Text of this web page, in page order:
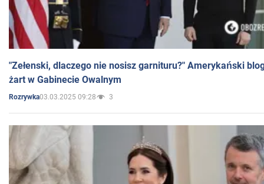
"Zełenski, dlaczego nie nosisz garnituru?" Amerykański
żart w Gabinecie Owalnym
Rozrywka03.03.2025 09:28 3